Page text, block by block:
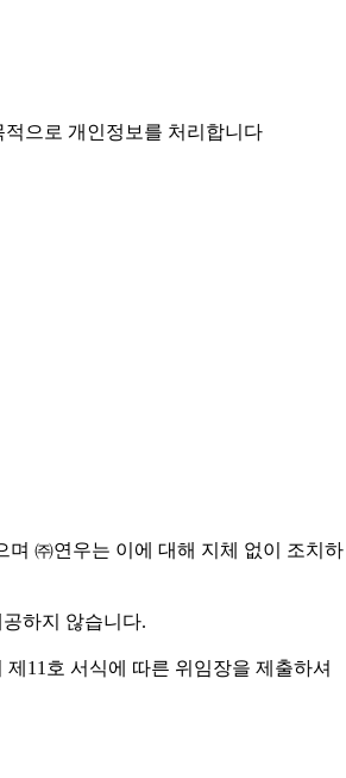
으로 개인정보를 처리합니다
㈜연우는 이에 대해 지체 없이 조치하
하지 않습니다.
11호 서식에 따른 위임장을 제출하셔